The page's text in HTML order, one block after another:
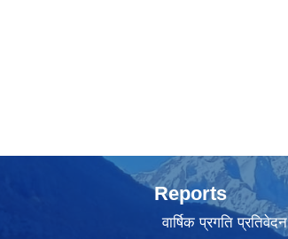
Reports
वार्षिक प्रगति प्रतिवेदन